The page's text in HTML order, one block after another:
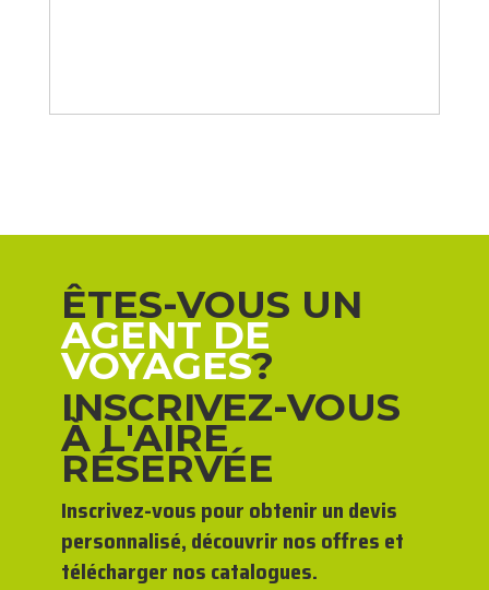
ÊTES-VOUS UN
AGENT DE
VOYAGES?
INSCRIVEZ-VOUS
À L'AIRE
RÉSERVÉE
Inscrivez-vous pour obtenir un devis
personnalisé, découvrir nos offres et
télécharger nos catalogues.